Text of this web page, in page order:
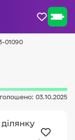
01090
03.10.2025